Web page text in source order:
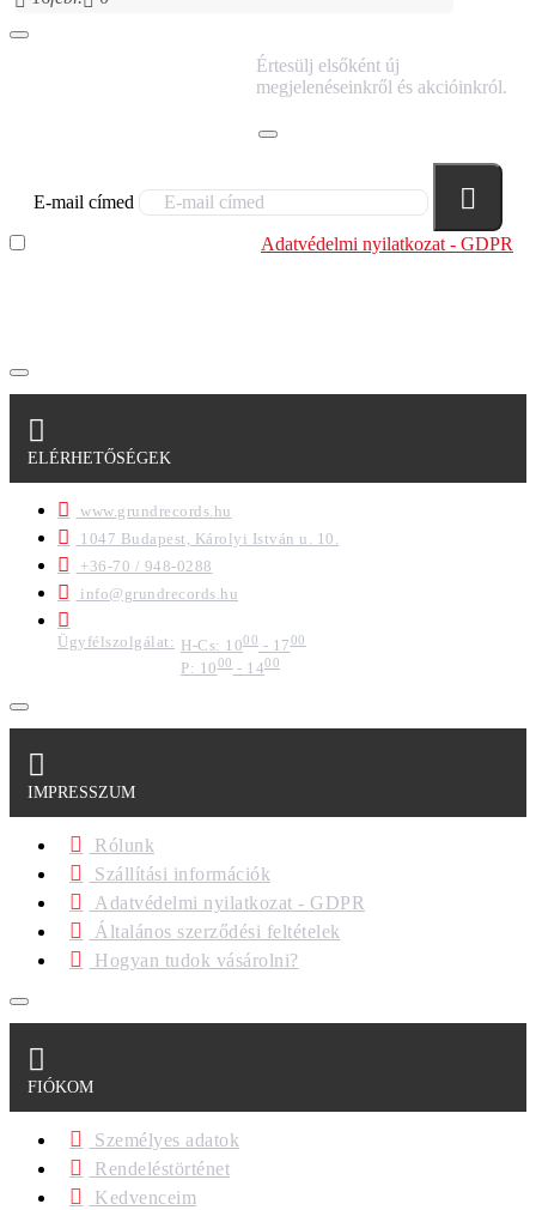
Értesülj elsőként új
megjelenéseinkről és akcióinkról.
E-mail címed
Adatvédelmi nyilatkozat - GDPR
ELÉRHETŐSÉGEK
www.grundrecords.hu
1047 Budapest, Károlyi István u. 10.
+36-70 / 948-0288
info@grundrecords.hu
Ügyfélszolgálat: H-Cs: 1000 - 1700
P: 1000- 1400
IMPRESSZUM
Rólunk
Szállítási információk
Adatvédelmi nyilatkozat - GDPR
Általános szerződési feltételek
Hogyan tudok vásárolni?
FIÓKOM
Személyes adatok
Rendeléstörténet
Kedvenceim